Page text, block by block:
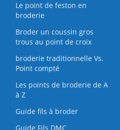
Le point de feston en
broderie
Broder un coussin gros
trous au point de croix
broderie traditionnelle Vs.
Point compté
Les points de broderie de A
à Z
Guide fils à broder
Guide Fils DMC